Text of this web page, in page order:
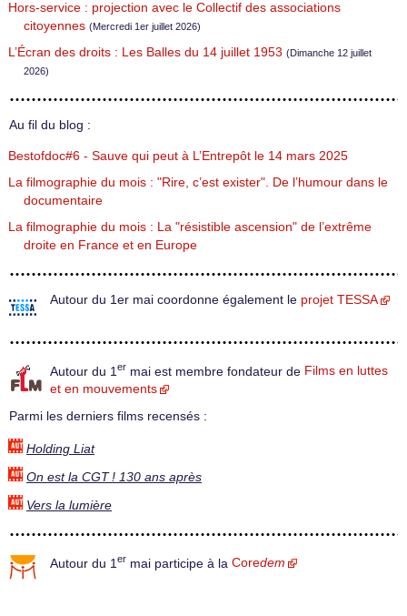
Hors-service : projection avec le Collectif des associations
citoyennes (Mercredi 1er juillet 2026)
L’Écran des droits : Les Balles du 14 juillet 1953 (Dimanche 12 juillet
2026)
Au fil du blog :
Bestofdoc#6 - Sauve qui peut à L’Entrepôt le 14 mars 2025
La filmographie du mois : "Rire, c’est exister". De l’humour dans le
documentaire
La filmographie du mois : La "résistible ascension" de l’extrême
droite en France et en Europe
Autour du 1er mai coordonne également le projet TESSA
Autour du 1 er mai est membre fondateur de Films en luttes
et en mouvements
Parmi les derniers films recensés :
Holding Liat
On est la CGT ! 130 ans après
Vers la lumière
Autour du 1 er mai participe à la Coredem